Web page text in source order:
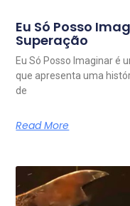
Eu Só Posso
Superação
Eu Só Posso Imaginar é
que apresenta uma
de
Read More